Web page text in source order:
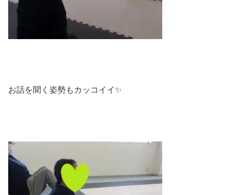
お話を聞く姿勢もカッコイイ✨